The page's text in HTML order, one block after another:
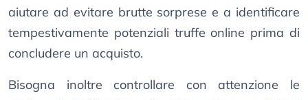
aiutare ad evitare brutte sorprese e a identificare
tempestivamente potenziali truffe online prima di
concludere un acquisto.
Bisogna inoltre controllare con attenzione le